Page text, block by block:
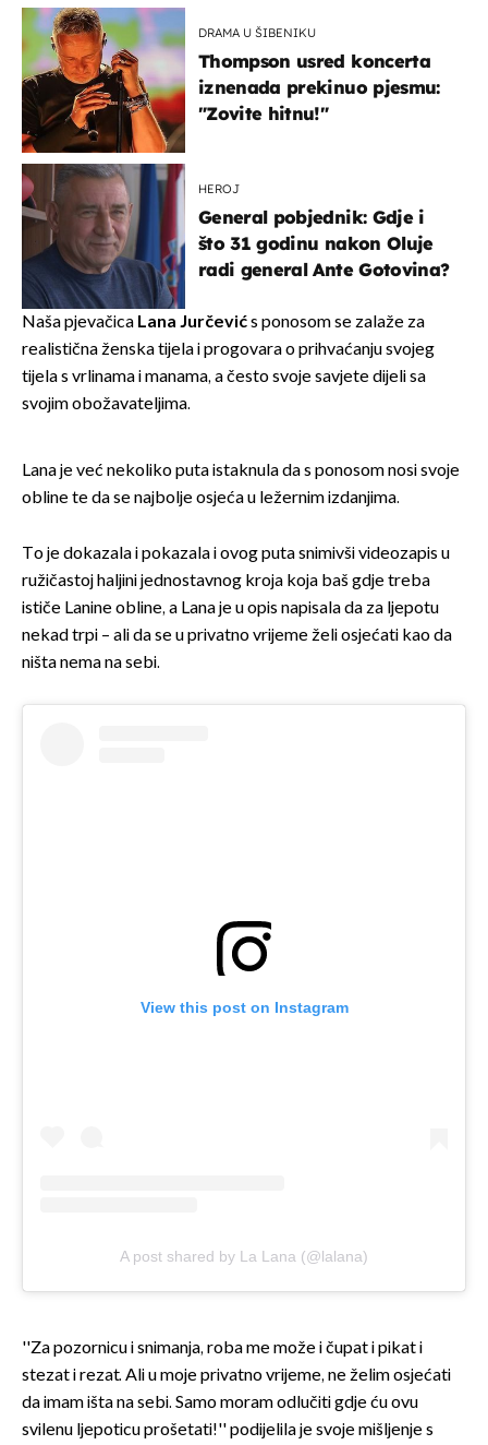
DRAMA U ŠIBENIKU
Thompson usred koncerta
iznenada prekinuo pjesmu:
"Zovite hitnu!"
HEROJ
General pobjednik: Gdje i
što 31 godinu nakon Oluje
radi general Ante Gotovina?
Naša pjevačica Lana Jurčevićs ponosom se zalaže za
realistična ženska tijela i progovara o prihvaćanju svojeg
tijela s vrlinama i manama, a često svoje savjete dijeli sa
svojim obožavateljima.
Lana je već nekoliko puta istaknula da s ponosom nosi svoje
obline te da se najbolje osjeća u ležernim izdanjima.
To je dokazala i pokazala i ovog puta snimivši videozapis u
ružičastoj haljini jednostavnog kroja koja baš gdje treba
ističe Lanine obline, a Lana je u opis napisala da za ljepotu
nekad trpi – ali da se u privatno vrijeme želi osjećati kao da
ništa nema na sebi.
View this post on Instagram
A post shared by La Lana (@lalana)
''Za pozornicu i snimanja, roba me može i čupat i pikat i
stezat i rezat. Ali u moje privatno vrijeme, ne želim osjećati
da imam išta na sebi. Samo moram odlučiti gdje ću ovu
svilenu ljepoticu prošetati!'' podijelila je svoje mišljenje s